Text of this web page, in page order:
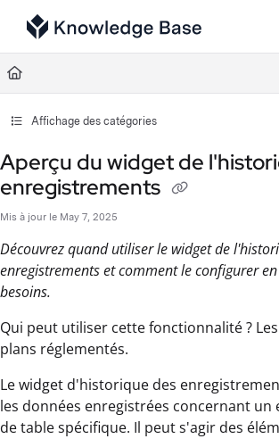
Documentation Index
Fetch the complete documentation index at:
Use this file to discover all available pages before
Affichage des catégories
Aperçu du widget de
enregistrements
Mis à jour le May 7, 2025
Découvrez quand utiliser le widget de
enregistrements et comment le configurer
besoins.
Qui peut utiliser cette fonctionnalité ?
plans réglementés.
Le widget d'historique des
les données enregistrées concernant
de table spécifique. Il peut s'agir des